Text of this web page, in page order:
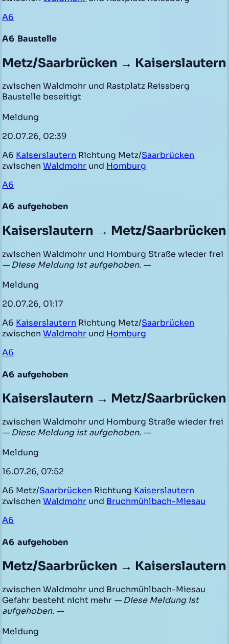
A6
A6 Baustelle
Metz/Saarbrücken → Kaiserslautern
zwischen Waldmohr und Rastplatz Reissberg
Baustelle beseitigt
Meldung
20.07.26, 02:39
A6 Kaiserslautern Richtung Metz/Saarbrücken
zwischenWaldmohr und Homburg
A6
A6 aufgehoben
Kaiserslautern → Metz/Saarbrücken
zwischen Waldmohr und Homburg Straße wieder frei
— Diese Meldung ist aufgehoben. —
Meldung
20.07.26, 01:17
A6 Kaiserslautern Richtung Metz/Saarbrücken
zwischenWaldmohr und Homburg
A6
A6 aufgehoben
Kaiserslautern → Metz/Saarbrücken
zwischen Waldmohr und Homburg Straße wieder frei
— Diese Meldung ist aufgehoben. —
Meldung
16.07.26, 07:52
A6 Metz/Saarbrücken Richtung Kaiserslautern
zwischenWaldmohr und Bruchmühlbach-Miesau
A6
A6 aufgehoben
Metz/Saarbrücken → Kaiserslautern
zwischen Waldmohr und Bruchmühlbach-Miesau
Gefahr besteht nicht mehr — Diese Meldung ist
aufgehoben. —
Meldung